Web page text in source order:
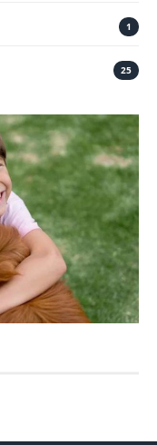
1
25